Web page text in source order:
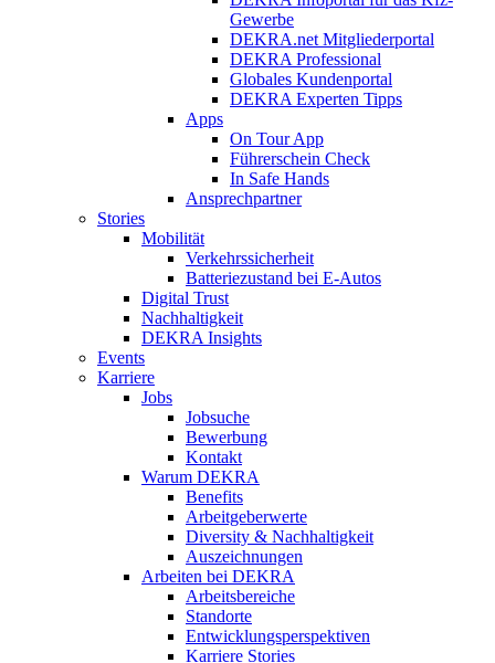
Gewerbe
DEKRA.net Mitgliederportal
DEKRA Professional
Globales Kundenportal
DEKRA Experten Tipps
Apps
On Tour App
Führerschein Check
In Safe Hands
Ansprechpartner
Stories
Mobilität
Verkehrssicherheit
Batteriezustand bei E-Autos
Digital Trust
Nachhaltigkeit
DEKRA Insights
Events
Karriere
Jobs
Jobsuche
Bewerbung
Kontakt
Warum DEKRA
Benefits
Arbeitgeberwerte
Diversity & Nachhaltigkeit
Auszeichnungen
Arbeiten bei DEKRA
Arbeitsbereiche
Standorte
Entwicklungsperspektiven
Karriere Stories